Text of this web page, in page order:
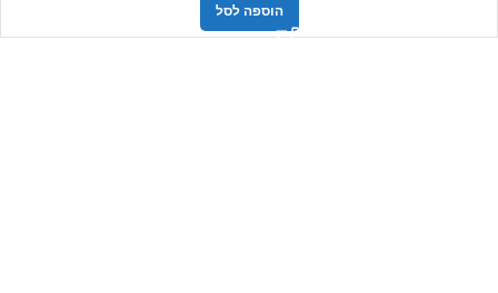
הוספה לסל